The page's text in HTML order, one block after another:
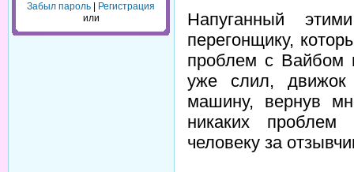
Забыл пароль
Регистрация
или
Напуганный
перегонщику,
проблем с Вайбом
уже слил,
машину, вернув
никаких
человеку за